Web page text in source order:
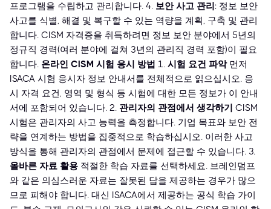
프로그램을 수립하고 관리합니다. 4. 보안 사고 관리: 정보 보안
사고를 식별, 해결 및 복구할 수 있는 역량을 계획, 구축 및 관리
합니다. CISM 자격증을 취득하려면 정보 보안 분야에서 5년의
정규직 경력(여러 분야에 걸쳐 3년의 관리직 경력 포함)이 필요
합니다. 온라인 CISM 시험 응시 방법 1. 시험 요건 파악먼저
ISACA 시험 응시자 정보 안내서를 전체적으로 읽으십시오. 응
시 자격 요건, 영역 및 형식 등 시험에 대한 모든 정보가 이 안내
서에 포함되어 있습니다. 2. 관리자의 관점에서 생각하기 CISM
시험은 관리자의 사고 능력을 측정합니다. 기업 목표와 보안 전
략을 연계하는 방법을 집중적으로 학습하십시오. 이러한 사고
방식을 통해 관리자의 관점에서 문제에 접근할 수 있습니다. 3.
올바른 자료 활용 적절한 학습 자료를 선택하세요. 브레인덤프
와 같은 의심스러운 자료는 잘못된 답을 제공하는 경우가 많으
므로 피해야 합니다. 대신 ISACA에서 제공하는 공식 학습 가이